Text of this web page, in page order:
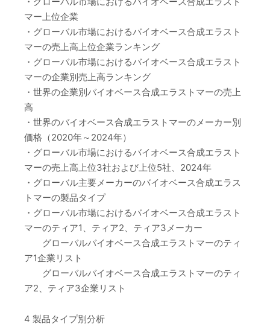
マー上位企業
・グローバル市場におけるバイオベース合成エラスト
マーの売上高上位企業ランキング
・グローバル市場におけるバイオベース合成エラスト
マーの企業別売上高ランキング
・世界の企業別バイオベース合成エラストマーの売上
高
・世界のバイオベース合成エラストマーのメーカー別
価格（2020年～2024年）
・グローバル市場におけるバイオベース合成エラスト
マーの売上高上位3社および上位5社、2024年
・グローバル主要メーカーのバイオベース合成エラス
トマーの製品タイプ
・グローバル市場におけるバイオベース合成エラスト
マーのティア1、ティア2、ティア3メーカー
グローバルバイオベース合成エラストマーのティ
ア1企業リスト
グローバルバイオベース合成エラストマーのティ
ア2、ティア3企業リスト
4 製品タイプ別分析